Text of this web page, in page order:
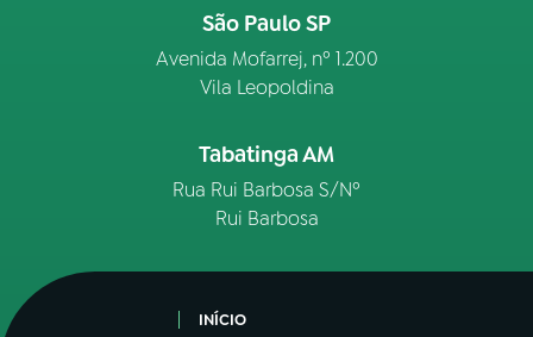
São Paulo SP
Avenida Mofarrej, nº 1.200
Vila Leopoldina
Tabatinga AM
Rua Rui Barbosa S/Nº
Rui Barbosa
INÍCIO